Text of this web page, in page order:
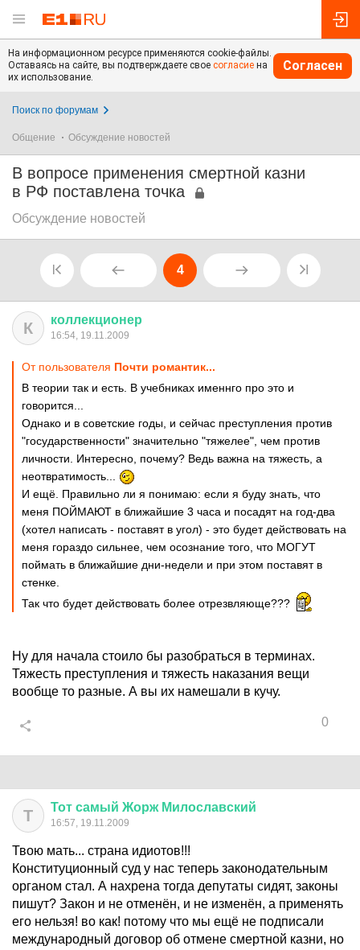
На информационном ресурсе применяются cookie-файлы.
Оставаясь на сайте, вы подтверждаете свое согласие на
их использование.
Согласен
Поиск по форумам
Общение Обсуждение новостей
В вопросе применения смертной казни
в РФ поставлена точка
Обсуждение новостей
4
К коллекционер
16:54, 19.11.2009
От пользователя Почти романтик...
В теории так и есть. В учебниках именнго про это и
говорится...
Однако и в советские годы, и сейчас преступления против
"государственности" значительно "тяжелее", чем против
личности. Интересно, почему? Ведь важна на тяжесть, а
неотвратимость...
И ещё. Правильно ли я понимаю: если я буду знать, что
меня ПОЙМАЮТ в ближайшие 3 часа и посадят на год-два
(хотел написать - поставят в угол) - это будет действовать на
меня гораздо сильнее, чем осознание того, что МОГУТ
поймать в ближайшие дни-недели и при этом поставят в
стенке.
Так что будет действовать более отрезвляюще???
Ну для начала стоило бы разобраться в терминах.
Тяжесть преступления и тяжесть наказания вещи
вообще то разные. А вы их намешали в кучу.
0
Т Тот самый Жорж Милославский
16:57, 19.11.2009
Твою мать... страна идиотов!!!
Конституционный суд у нас теперь законодательным
органом стал. А нахрена тогда депутаты сидят, законы
пишут? Закон и не отменён, и не изменён, а применять
его нельзя! во как! потому что мы ещё не подписали
международный договор об отмене смертной казни, но